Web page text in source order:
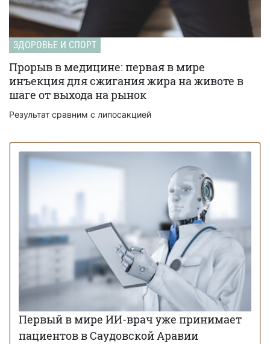
ЗДОРОВЬЕ И СПОРТ
Прорыв в медицине: первая в мире
инъекция для сжигания жира на животе в
шаге от выхода на рынок
Результат сравним с липосакцией
Первый в мире ИИ-врач уже принимает
пациентов в Саудовской Аравии